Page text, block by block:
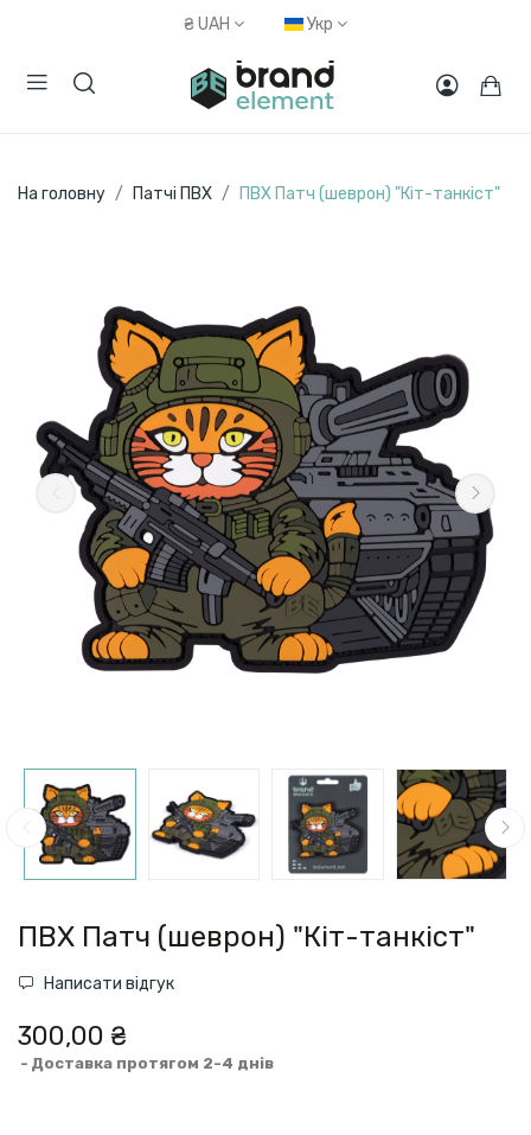
₴ UAH Укр
На головну Патчі ПВХ ПВХ Патч (шеврон) "Кіт-танкіст"
ПВХ Патч (шеврон) "Кіт-танкіст"
Написати відгук
300,00 ₴
Доставка протягом 2-4 днів